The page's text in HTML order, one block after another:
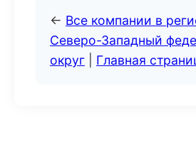
← Все компании в
Северо-Западный
округ
Главная